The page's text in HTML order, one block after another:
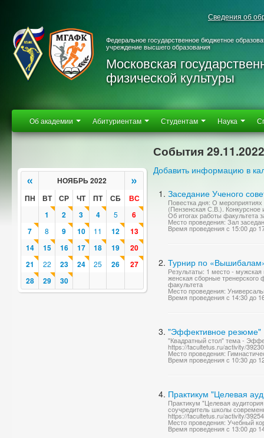
Сведения об
Федеральное государственное бюджетное
учреждение высшего образования
Московская
физической культуры
Об академии Абитуриентам Студентам Наука
« НОЯБРЬ 2022 »
ПН ВТ СР ЧТ ПТ СБ
ВС
1
2 3 4 5
6
7
8 9 10 11 12
13
14
15 16 17 18 19
20
21
22 23 24 25 26
27
28
29 30
События 29.11.2022
Добавить информацию в
Заседание Ученого
Повестка дня: О
(Пензенская С.В.). Конкурсное
Об итогах работы факультета
Место проведения: Зал
Время проведения с 15:00 до
Турнир по
Результаты: 1 место -
женская сборные тренерского
факультета
Место проведения:
Время проведения с 14:30 до
"Эффективное резюме"
"Квадратный стол" тема -
https://facultetus.ru/activity/39230
Место проведения:
Время проведения с 10:30 до
Практикум "Целевая
Практикум "Целевая
соучредитель школы
https://facultetus.ru/activity/
Место проведения: Учебный
Время проведения с 13:00 до